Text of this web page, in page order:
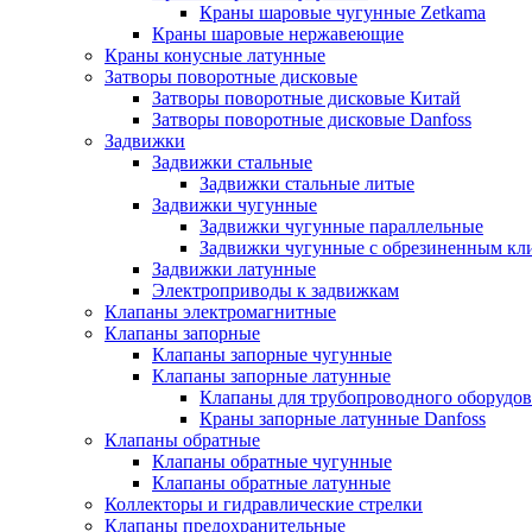
Краны шаровые чугунные Zetkama
Краны шаровые нержавеющие
Краны конусные латунные
Затворы поворотные дисковые
Затворы поворотные дисковые Китай
Затворы поворотные дисковые Danfoss
Задвижки
Задвижки стальные
Задвижки стальные литые
Задвижки чугунные
Задвижки чугунные параллельные
Задвижки чугунные с обрезиненным
Задвижки латунные
Электроприводы к задвижкам
Клапаны электромагнитные
Клапаны запорные
Клапаны запорные чугунные
Клапаны запорные латунные
Клапаны для трубопроводного
Краны запорные латунные Danfoss
Клапаны обратные
Клапаны обратные чугунные
Клапаны обратные латунные
Коллекторы и гидравлические стрелки
Клапаны предохранительные